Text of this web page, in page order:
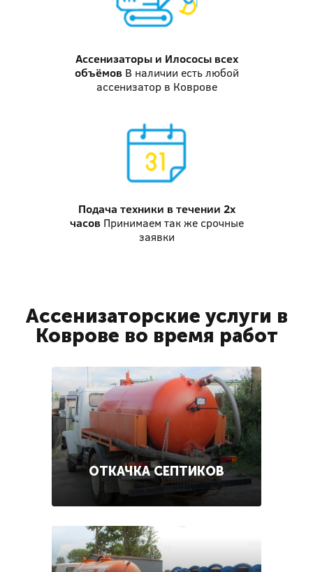
Ассенизаторы и Илососывсех
объёмов В наличии есть любой
ассенизатор в Коврове
Подача техники в течении 2х
часов Принимаем так же срочные
заявки
Ассенизаторские услуги в
Коврове во время работ
ОТКАЧКА СЕПТИКОВ